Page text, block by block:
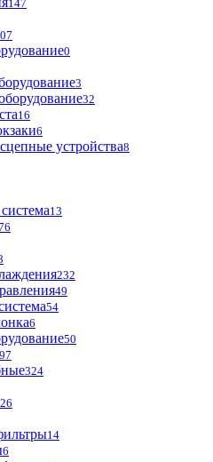
147
0
3
32
16
6
устройства8
13
232
49
54
6
50
324
26
14
6